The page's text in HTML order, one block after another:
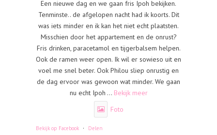
Een nieuwe dag en we gaan fris Ipoh bekijken.
Tenminste.. de afgelopen nacht had ik koorts. Dit
was iets minder en ik kan het niet echt plaatsten.
Misschien door het appartement en de onrust?
Fris drinken, paracetamol en tijgerbalsem helpen.
Ook de ramen weer open. Ik wil er sowieso uit en
voel me snel beter. Ook Philou sliep onrustig en
de dag ervoor was gewoon wat minder. We gaan
nu echt Ipoh ... Bekijk meer
Foto
Bekijk op Facebook · Delen